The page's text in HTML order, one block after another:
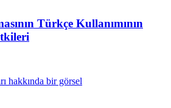
Türkçe Kullanımının